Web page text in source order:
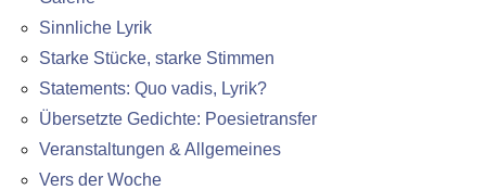
Sinnliche Lyrik
Starke Stücke, starke Stimmen
Statements: Quo vadis, Lyrik?
Übersetzte Gedichte: Poesietransfer
Veranstaltungen & Allgemeines
Vers der Woche